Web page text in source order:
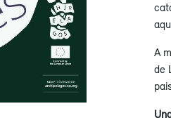
A
de